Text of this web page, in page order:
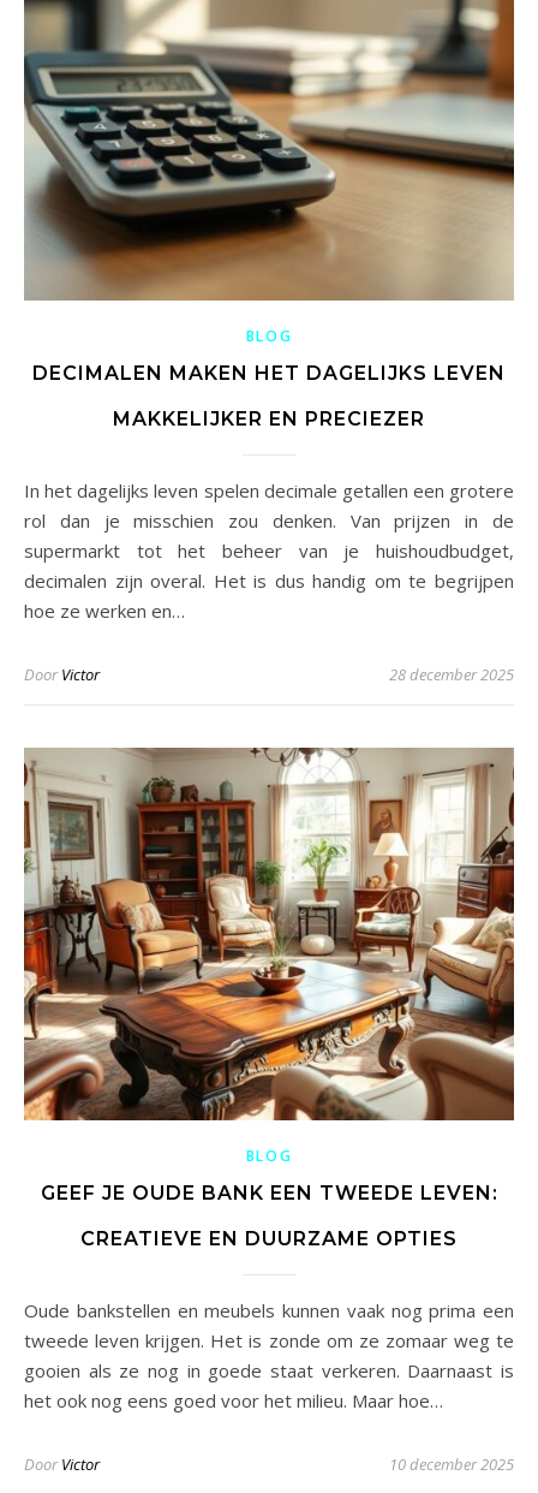
BLOG
DECIMALEN MAKEN HET DAGELIJKS LEVEN
MAKKELIJKER EN PRECIEZER
In het dagelijks leven spelen decimale getallen een grotere
rol dan je misschien zou denken. Van prijzen in de
supermarkt tot het beheer van je huishoudbudget,
decimalen zijn overal. Het is dus handig om te begrijpen
hoe ze werken en…
DoorVictor 28 december 2025
BLOG
GEEF JE OUDE BANK EEN TWEEDE LEVEN:
CREATIEVE EN DUURZAME OPTIES
Oude bankstellen en meubels kunnen vaak nog prima een
tweede leven krijgen. Het is zonde om ze zomaar weg te
gooien als ze nog in goede staat verkeren. Daarnaast is
het ook nog eens goed voor het milieu. Maar hoe…
DoorVictor 10 december 2025